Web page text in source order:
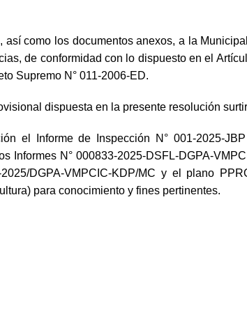
así como los documentos anexos, a la
de conformidad con lo dispuesto en el
Supremo N° 011-2006-ED.
dispuesta en la presente resolución
el Informe de Inspección N° 001-2025-
Informes N° 000833-2025-DSFL-DGPA-
DGPA-VMPCIC-KDP/MC y el plano
para conocimiento y fines pertinentes.